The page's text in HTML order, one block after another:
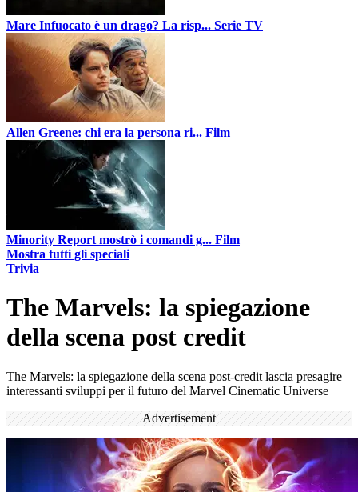
Mare Infuocato è un drago? La risp... Serie TV
Allen Greene: chi era la persona ri... Film
Minority Report mostrò i comandi g... Film
Mostra tutti gli speciali
Trivia
The Marvels: la spiegazione
della scena post credit
The Marvels: la spiegazione della scena post-credit lascia presagire
interessanti sviluppi per il futuro del Marvel Cinematic Universe
Advertisement